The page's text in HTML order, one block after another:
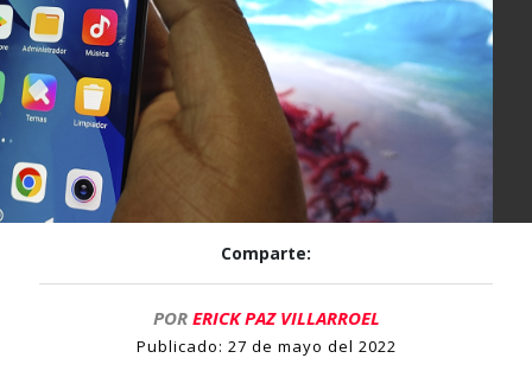
Comparte:
POR ERICK PAZ VILLARROEL
Publicado: 27 de mayo del 2022